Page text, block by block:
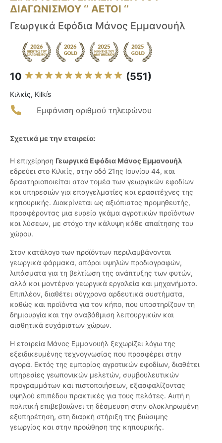
ΔΙΑΓΩΝΙΣΜΟΥ ‘’ ΑΕΤΟΙ ‘’
Γεωργικά Εφόδια Μάνος Εμμανουήλ
10 (551)
Κιλκίς, Kilkís
Εμφάνιση αριθμού τηλεφώνου
Σχετικά με την εταιρεία:
Η επιχείρηση Γεωργικά Εφόδια Μάνος Εμμανουήλ
εδρεύει στο Κιλκίς, στην οδό 21ης Ιουνίου 44, και
δραστηριοποιείται στον τομέα των γεωργικών εφοδίων
και υπηρεσιών για επαγγελματίες και ερασιτέχνες της
κηπουρικής. Διακρίνεται ως αξιόπιστος προμηθευτής,
προσφέροντας μια ευρεία γκάμα αγροτικών προϊόντων
και λύσεων, με στόχο την κάλυψη κάθε απαίτησης του
χώρου.
Στον κατάλογο των προϊόντων περιλαμβάνονται
γεωργικά φάρμακα, σπόροι υψηλών προδιαγραφών,
λιπάσματα για τη βελτίωση της ανάπτυξης των φυτών,
αλλά και μοντέρνα γεωργικά εργαλεία και μηχανήματα.
Επιπλέον, διαθέτει σύγχρονα αρδευτικά συστήματα,
καθώς και προϊόντα για τον κήπο, που υποστηρίζουν τη
δημιουργία και την αναβάθμιση λειτουργικών και
αισθητικά ευχάριστων χώρων.
Η εταιρεία Μάνος Εμμανουήλ ξεχωρίζει λόγω της
εξειδικευμένης τεχνογνωσίας που προσφέρει στην
αγορά. Εκτός της εμπορίας αγροτικών εφοδίων, διαθέτει
υπηρεσίες γεωπονικών μελετών, συμβουλευτικών
προγραμμάτων και πιστοποιήσεων, εξασφαλίζοντας
υψηλού επιπέδου πρακτικές για τους πελάτες. Αυτή η
πολιτική επιβεβαιώνει τη δέσμευση στην ολοκληρωμένη
εξυπηρέτηση, στη διαρκή στήριξη της βιώσιμης
γεωργίας και στην προώθηση της κηπουρικής.